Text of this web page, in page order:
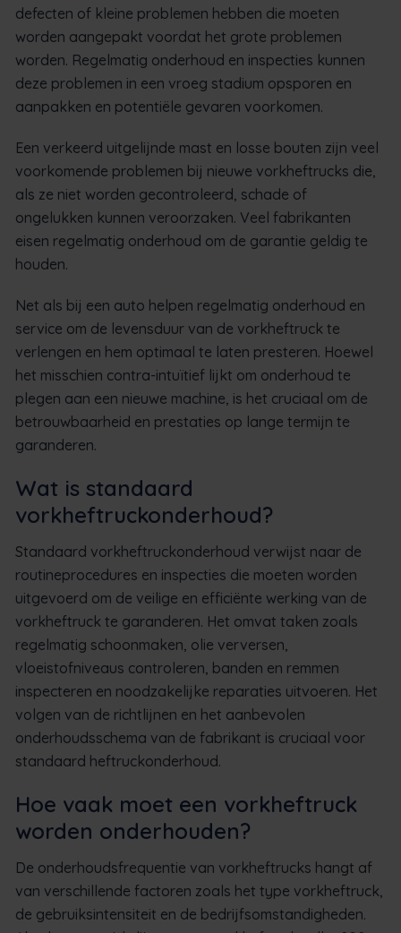
defecten of kleine problemen hebben die moeten
worden aangepakt voordat het grote problemen
worden. Regelmatig onderhoud en inspecties kunnen
deze problemen in een vroeg stadium opsporen en
aanpakken en potentiële gevaren voorkomen.
Een verkeerd uitgelijnde mast en losse bouten zijn veel
voorkomende problemen bij nieuwe vorkheftrucks die,
als ze niet worden gecontroleerd, schade of
ongelukken kunnen veroorzaken. Veel fabrikanten
eisen regelmatig onderhoud om de garantie geldig te
houden.
Net als bij een auto helpen regelmatig onderhoud en
service om de levensduur van de vorkheftruck te
verlengen en hem optimaal te laten presteren. Hoewel
het misschien contra-intuïtief lijkt om onderhoud te
plegen aan een nieuwe machine, is het cruciaal om de
betrouwbaarheid en prestaties op lange termijn te
garanderen.
Wat is standaard
vorkheftruckonderhoud?
Standaard vorkheftruckonderhoud verwijst naar de
routineprocedures en inspecties die moeten worden
uitgevoerd om de veilige en efficiënte werking van de
vorkheftruck te garanderen. Het omvat taken zoals
regelmatig schoonmaken, olie verversen,
vloeistofniveaus controleren, banden en remmen
inspecteren en noodzakelijke reparaties uitvoeren. Het
volgen van de richtlijnen en het aanbevolen
onderhoudsschema van de fabrikant is cruciaal voor
standaard heftruckonderhoud.
Hoe vaak moet een vorkheftruck
worden onderhouden?
De onderhoudsfrequentie van vorkheftrucks hangt af
van verschillende factoren zoals het type vorkheftruck,
de gebruiksintensiteit en de bedrijfsomstandigheden.